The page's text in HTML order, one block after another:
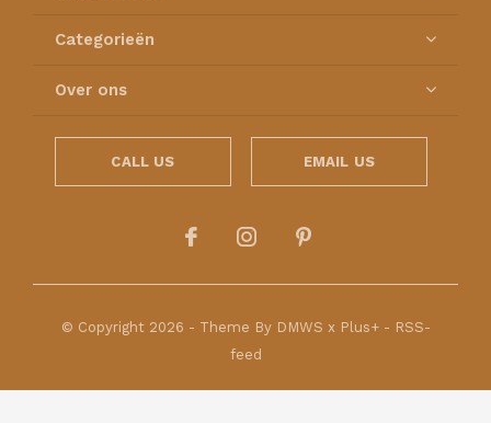
Categorieën
Over ons
CALL US EMAIL US
© Copyright 2026 - Theme By DMWS x Plus+- RSS-
feed